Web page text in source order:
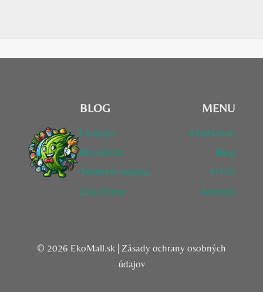
BLOG
Ekologia
Recyklácia
Triedenie odpadu
Zero Waste
MENU
EkoMall.sk
Blog
O Nás
Kontakt
© 2026 EkoMall.sk | Zásady ochrany osobných
údajov